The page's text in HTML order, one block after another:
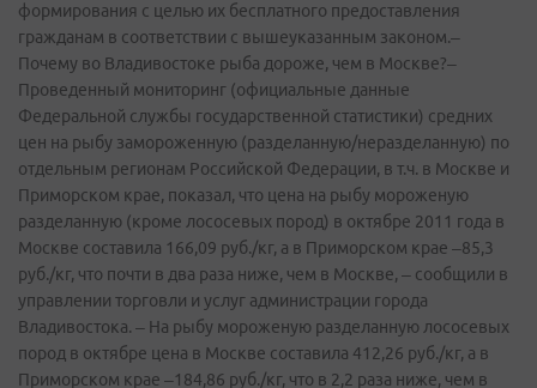
формирования с целью их бесплатного предоставления
гражданам в соответствии с вышеуказанным законом.–
Почему во Владивостоке рыба дороже, чем в Москве?–
Проведенный мониторинг (официальные данные
Федеральной службы государственной статистики) средних
цен на рыбу замороженную (разделанную/неразделанную) по
отдельным регионам Российской Федерации, в т.ч. в Москве и
Приморском крае, показал, что цена на рыбу мороженую
разделанную (кроме лососевых пород) в октябре 2011 года в
Москве составила 166,09 руб./кг, а в Приморском крае –85,3
руб./кг, что почти в два раза ниже, чем в Москве, – сообщили в
управлении торговли и услуг администрации города
Владивостока. – На рыбу мороженую разделанную лососевых
пород в октябре цена в Москве составила 412,26 руб./кг, а в
Приморском крае –184,86 руб./кг, что в 2,2 раза ниже, чем в